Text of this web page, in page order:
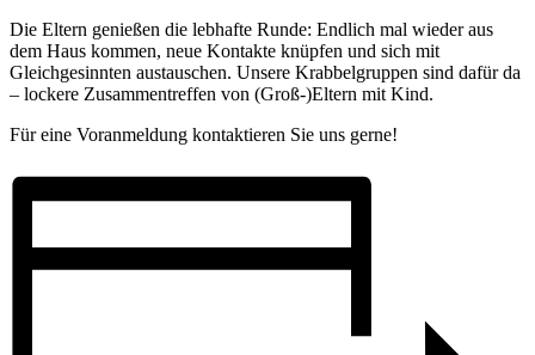
Die Eltern genießen die lebhafte Runde: Endlich mal wieder aus
dem Haus kommen, neue Kontakte knüpfen und sich mit
Gleichgesinnten austauschen. Unsere Krabbelgruppen sind dafür da
– lockere Zusammentreffen von (Groß-)Eltern mit Kind.
Für eine Voranmeldung kontaktieren Sie uns gerne!